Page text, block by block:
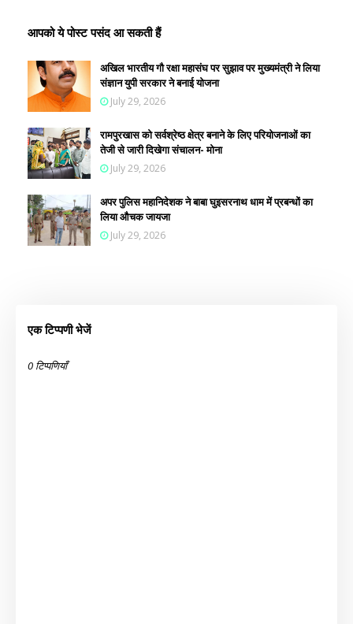
आपको ये पोस्ट पसंद आ सकती हैं
अखिल भारतीय गौ रक्षा महासंघ पर सुझाव पर मुख्यमंत्री ने लिया
संज्ञान युपी सरकार ने बनाई योजना
July 29, 2026
रामपुरखास को सर्वश्रेष्ठ क्षेत्र बनाने के लिए परियोजनाओं का
तेजी से जारी दिखेगा संचालन- मोना
July 29, 2026
अपर पुलिस महानिदेशक ने बाबा घुइसरनाथ धाम में प्रबन्धों का
लिया औचक जायजा
July 29, 2026
एक टिप्पणी भेजें
0 टिप्पणियाँ